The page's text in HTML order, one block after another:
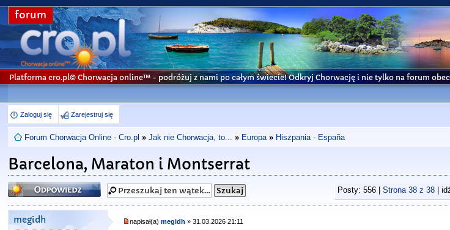
forum
Platforma cro.pl© Chorwacja online™ - podróżuj z nami po całym świecie! Odkryj Chorwację i nie tylko na forum
Zaloguj się Zarejestruj się
Forum Chorwacja Online - Cro.pl » Jak nie Chorwacja, to... » Europa » Hiszpania - España
Barcelona, Maraton i Montserrat
Odpowiedz Posty: 556 | Strona 38z 38|
megidh napisał(a)megidh » 31.03.2026 21:11